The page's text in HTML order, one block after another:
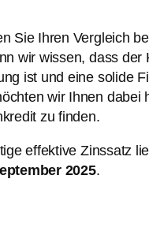
Sie Ihren Vergleich
wir wissen, dass
ist und eine solide
wir Ihnen dabei
zu finden.
effektive Zinssatz
2025.